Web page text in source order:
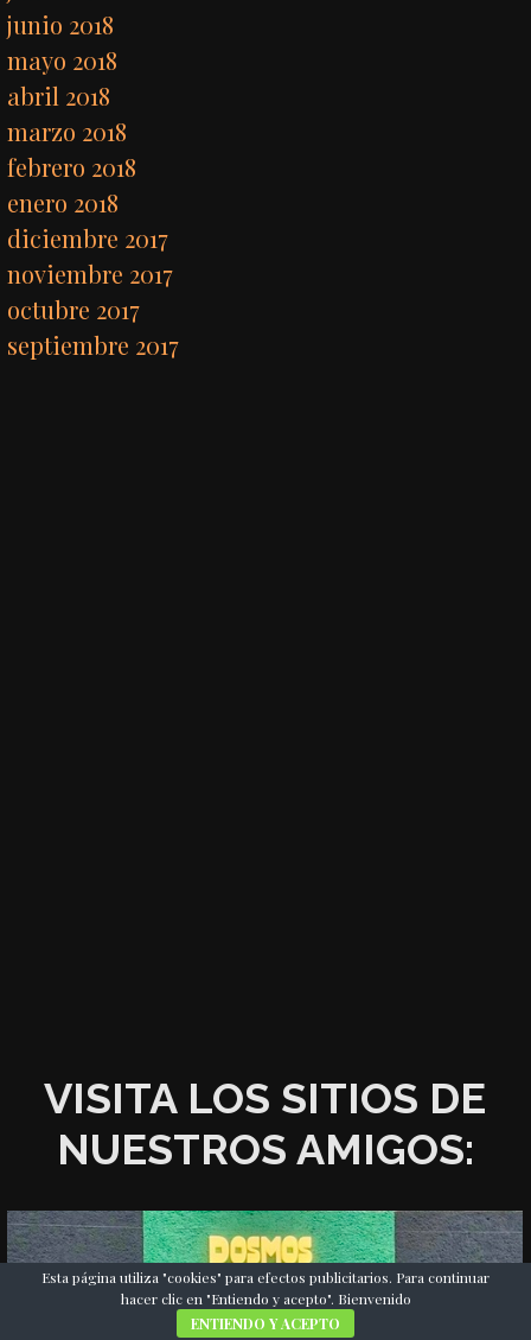
junio 2018
mayo 2018
abril 2018
marzo 2018
febrero 2018
enero 2018
diciembre 2017
noviembre 2017
octubre 2017
septiembre 2017
VISITA LOS SITIOS DE
NUESTROS AMIGOS:
Esta página utiliza "cookies" para efectos publicitarios. Para continuar
hacer clic en "Entiendo y acepto". Bienvenido
ENTIENDO Y ACEPTO